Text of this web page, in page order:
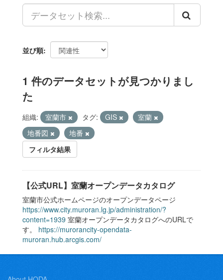
並び順
1 件のデータセットが見つかりまし
た
組織: 室蘭市 タグ: GIS
室蘭
地番図
地番
フィルタ結果
【公式URL】室蘭オープンデータカタログ
室蘭市公式ホームページのオープンデータページ
https://www.city.muroran.lg.jp/administration/?
content=1939 室蘭オープンデータカタログへのURLで
す。 https://murorancity-opendata-
muroran.hub.arcgis.com/